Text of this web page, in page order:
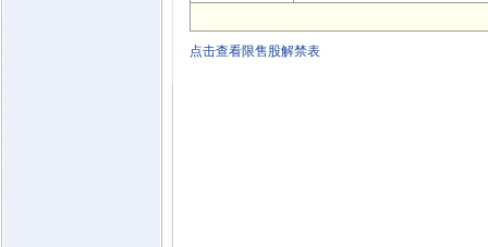
点击查看限售股解禁表